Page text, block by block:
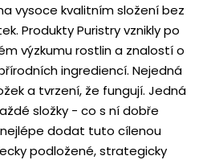
na vysoce kvalitním složení bez
Produkty Puristry vznikly po
výzkumu rostlin a znalostí o
ingrediencí. Nejedná
a tvrzení, že fungují. Jedná
složky - co s ní dobře
dodat tuto cílenou
podložené, strategicky